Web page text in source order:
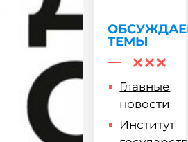
ТЕМЫ
Главные
новости
Институт